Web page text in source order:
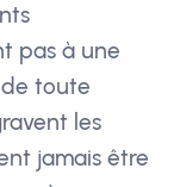
pas à une
toute
les
jamais être